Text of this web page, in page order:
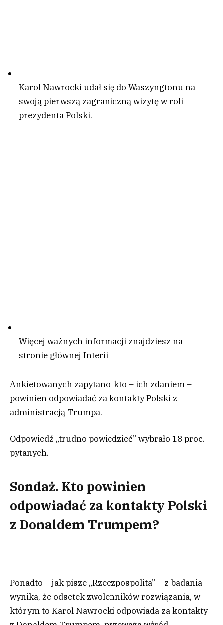
Karol Nawrocki udał się do Waszyngtonu na
swoją pierwszą zagraniczną wizytę w roli
prezydenta Polski.
Więcej ważnych informacji znajdziesz na
stronie głównej Interii
Ankietowanych zapytano, kto – ich zdaniem –
powinien odpowiadać za kontakty Polski z
administracją Trumpa.
Odpowiedź „trudno powiedzieć” wybrało 18 proc.
pytanych.
Sondaż. Kto powinien
odpowiadać za kontakty Polski
z Donaldem Trumpem?
Ponadto – jak pisze „Rzeczpospolita” – z badania
wynika, że odsetek zwolenników rozwiązania, w
którym to Karol Nawrocki odpowiada za kontakty